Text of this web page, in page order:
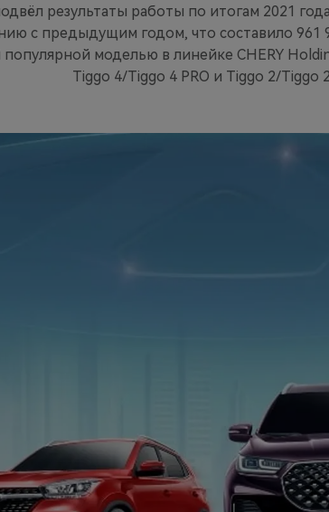
результаты работы по итогам 2021
с предыдущим годом, что составило
моделью в линейке CHERY
Tiggo 4/Tiggo 4 PRO и Tiggo 2/Tiggo 2